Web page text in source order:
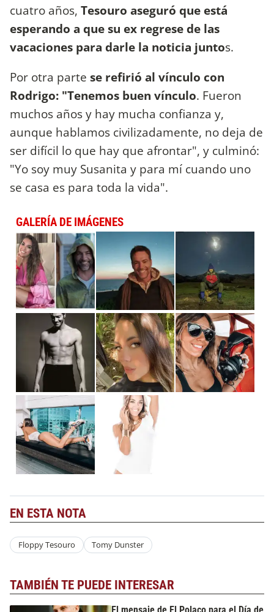
cuatro años, Tesouro aseguró que está
esperando a que su ex regrese de las
vacaciones para darle la noticia juntos.
Por otra parte se refirió al vínculo con
Rodrigo: "Tenemos buen vínculo. Fueron
muchos años y hay mucha confianza y,
aunque hablamos civilizadamente, no deja de
ser difícil lo que hay que afrontar", y culminó:
"Yo soy muy Susanita y para mí cuando uno
se casa es para toda la vida".
GALERÍA DE IMÁGENES
EN ESTA NOTA
Floppy Tesouro Tomy Dunster
TAMBIÉN TE PUEDE INTERESAR